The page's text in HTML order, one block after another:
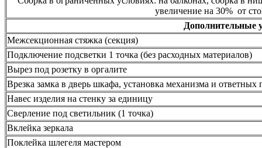
увеличение на 30% от
Дополнительные
Межсекционная стяжка (секция)
Подключение подсветки 1 точка (без расходных материалов)
Вырез под розетку в оргалите
Врезка замка в дверь шкафа, установка механизма и ответных
Навес изделия на стенку за единицу
Сверление под светильник (1 точка)
Вклейка зеркала
Поклейка шлегеля мастером